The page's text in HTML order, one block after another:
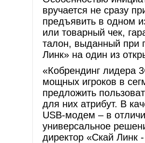
вручается не сразу
предъявить в одном
или товарный чек,
талон, выданный при
Линк» на один из
«Кобрендинг лидера
мощных игроков в
предложить
для них атрибут. В
USB-модем – в
универсальное
директор «Скай Линк